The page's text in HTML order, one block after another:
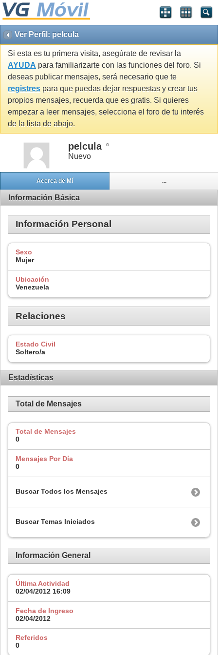
Ver Perfil: pelcula
Si esta es tu primera visita, asegúrate de revisar la
AYUDA para familiarizarte con las funciones del foro. Si
deseas publicar mensajes, será necesario que te
registres para que puedas dejar respuestas y crear tus
propios mensajes, recuerda que es gratis. Si quieres
empezar a leer mensajes, selecciona el foro de tu interés
de la lista de abajo.
pelcula
Nuevo
Acerca de Mí ...
Información Básica
Información Personal
Sexo
Mujer
Ubicación
Venezuela
Relaciones
Estado Civil
Soltero/a
Estadísticas
Total de Mensajes
Total de Mensajes
0
Mensajes Por Día
0
Buscar Todos los Mensajes
Buscar Temas Iniciados
Información General
Última Actividad
02/04/2012 16:09
Fecha de Ingreso
02/04/2012
Referidos
0